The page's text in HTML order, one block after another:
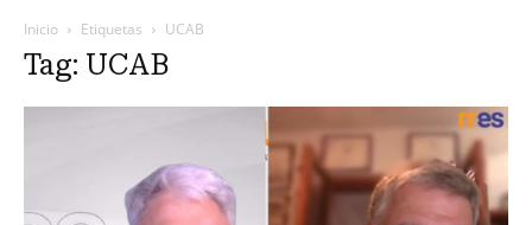
Inicio Etiquetas UCAB
Tag: UCAB